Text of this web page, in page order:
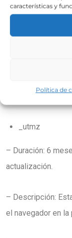
características y
Política de
– Descripción:
la visita a nuestro
de ésta.
– Finalidad:
_utmz
– Duración: 6
actualización.
– Descripción:
el navegador en